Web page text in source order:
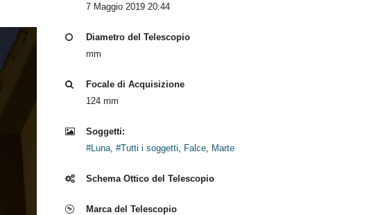
7 Maggio 2019 20:44
Diametro del Telescopio
mm
Focale di Acquisizione
124 mm
Soggetti:
#Luna, #Tutti i soggetti, Falce, Marte
Schema Ottico del Telescopio
Marca del Telescopio